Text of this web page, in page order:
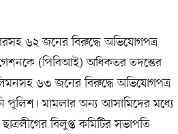
৬২ জনের বিরুদ্ধে অভিযোগপত্র
(পিবিআই) অধিকতর তদন্তের
৬৩ জনের বিরুদ্ধে অভিযোগপত্র
পুলিশ। মামলার অন্য আসামিদের মধ্যে
বিলুপ্ত কমিটির সভাপতি